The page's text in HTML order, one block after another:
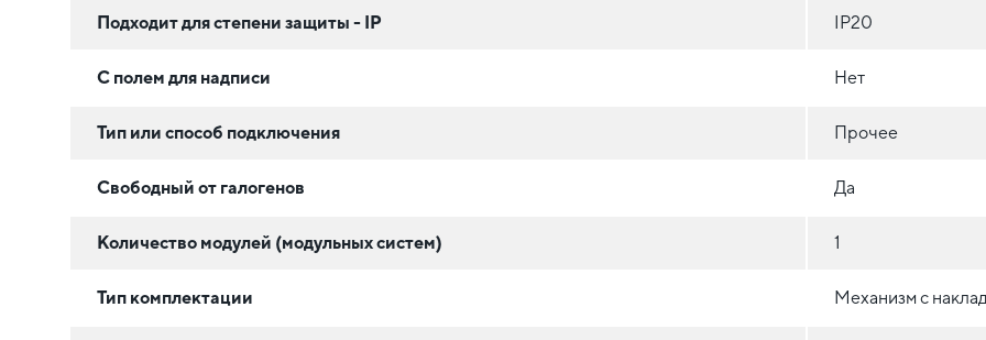
Подходит для степени защиты - IP IP20
С полем для надписи Нет
Тип или способ подключения Прочее
Свободный от галогенов Да
Количество модулей (модульных систем) 1
Тип комплектации Механизм с